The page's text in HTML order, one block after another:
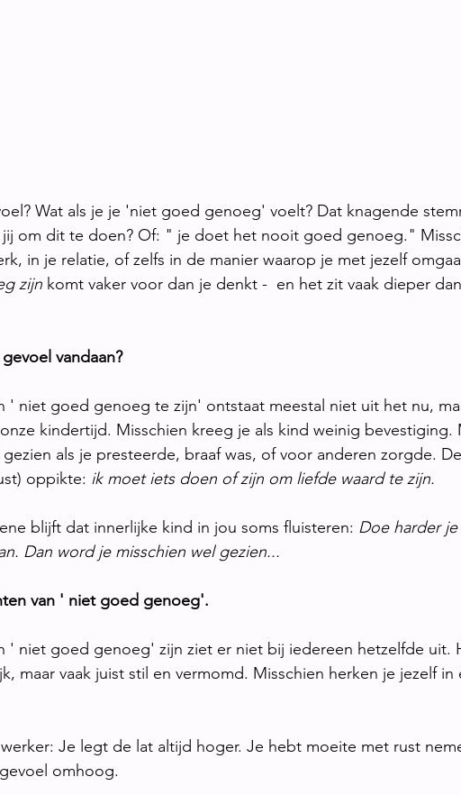
Wat als je je 'niet goed genoeg' voelt? Dat knagende
om dit te doen? Of: " je doet het nooit goed genoeg."
in je relatie, of zelfs in de manier waarop je met jezelf
zijn komt vaker voor dan je denkt -  en het zit vaak dieper
vandaan?
' niet goed genoeg te zijn' ontstaat meestal niet uit het nu,
kindertijd. Misschien kreeg je als kind weinig bevestiging.
als je presteerde, braaf was, of voor anderen zorgde.
oppikte: ik moet iets doen of zijn om liefde waard te zijn.
blijft dat innerlijke kind in jou soms fluisteren: Doe harder
Dan word je misschien wel gezien...
van ' niet goed genoeg'.
' niet goed genoeg' zijn ziet er niet bij iedereen hetzelfde uit.
maar vaak juist stil en vermomd. Misschien herken je jezelf in
Je legt de lat altijd hoger. Je hebt moeite met rust
omhoog.